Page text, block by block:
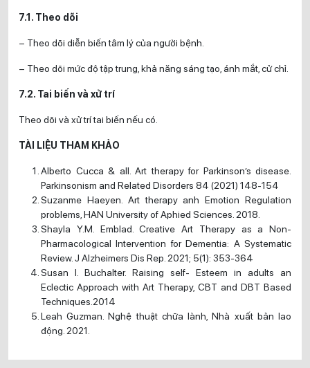
7.1. Theo dõi
– Theo dõi diễn biến tâm lý của người bệnh.
– Theo dõi mức độ tập trung, khả năng sáng tạo, ánh mắt, cử chỉ.
7.2. Tai biến và xử trí
Theo dõi và xử trí tai biến nếu có.
TÀI LIỆU THAM KHẢO
Alberto Cucca & all. Art therapy for Parkinson’s disease.
Parkinsonism and Related Disorders 84 (2021) 148-154
Suzanme Haeyen. Art therapy anh Emotion Regulation
problems, HAN University of Aphied Sciences. 2018.
Shayla Y.M. Emblad. Creative Art Therapy as a Non-
Pharmacological Intervention for Dementia: A Systematic
Review. J Alzheimers Dis Rep. 2021; 5(1): 353-364
Susan I. Buchalter. Raising self- Esteem in adults an
Eclectic Approach with Art Therapy, CBT and DBT Based
Techniques.2014
Leah Guzman. Nghệ thuật chữa lành, Nhà xuất bản lao
động. 2021.